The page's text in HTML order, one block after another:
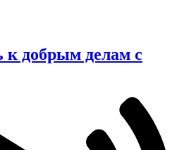
к добрым делам с